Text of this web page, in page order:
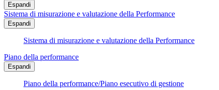
Espandi
Sistema di misurazione e valutazione della Performance
Espandi
Sistema di misurazione e valutazione della Performance
Piano della performance
Espandi
Piano della performance/Piano esecutivo di gestione